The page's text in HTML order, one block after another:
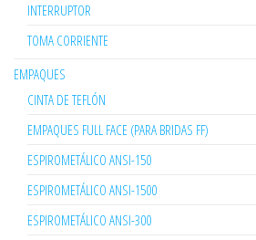
INTERRUPTOR
TOMA CORRIENTE
EMPAQUES
CINTA DE TEFLÓN
EMPAQUES FULL FACE (PARA BRIDAS FF)
ESPIROMETÁLICO ANSI-150
ESPIROMETÁLICO ANSI-1500
ESPIROMETÁLICO ANSI-300